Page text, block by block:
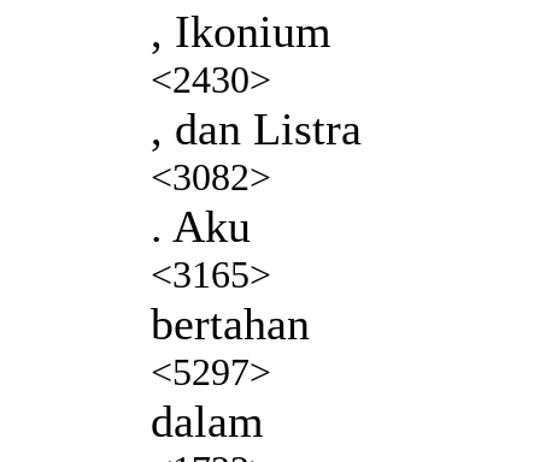
, Ikonium
<2430>
, dan Listra
<3082>
. Aku
<3165>
bertahan
<5297>
dalam